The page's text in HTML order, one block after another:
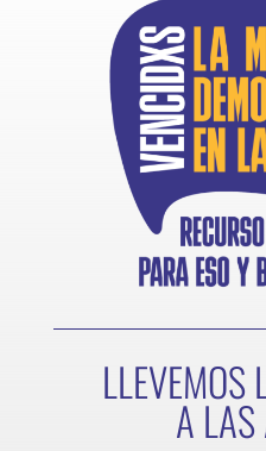
LLEVEMOS
A